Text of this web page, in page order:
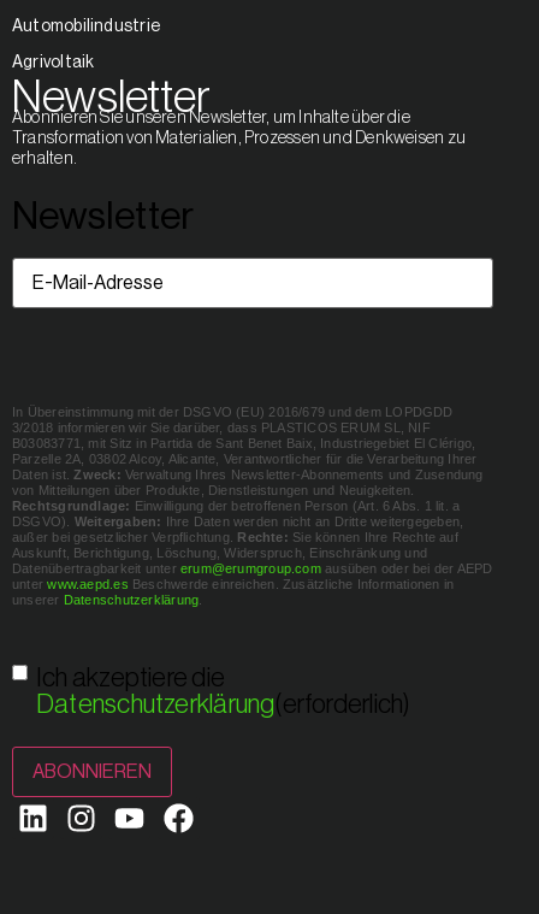
Automobilindustrie
Agrivoltaik
Newsletter
Abonnieren Sie unseren Newsletter, um Inhalte über die
Transformation von Materialien, Prozessen und Denkweisen zu
erhalten.
Newsletter
E-
Mail-
In Übereinstimmung mit der DSGVO (EU) 2016/679 und dem LOPDGDD
3/2018 informieren wir Sie darüber, dass PLASTICOS ERUM SL, NIF
B03083771, mit Sitz in Partida de Sant Benet Baix, Industriegebiet El Clérigo,
Parzelle 2A, 03802 Alcoy, Alicante, Verantwortlicher für die Verarbeitung Ihrer
Daten ist. Zweck: Verwaltung Ihres Newsletter-Abonnements und Zusendung
von Mitteilungen über Produkte, Dienstleistungen und Neuigkeiten.
Rechtsgrundlage: Einwilligung der betroffenen Person (Art. 6 Abs. 1 lit. a
DSGVO). Weitergaben:
Ihre Daten werden nicht an Dritte weitergegeben,
außer bei gesetzlicher Verpflichtung.
Rechte: Sie können Ihre Rechte auf
Auskunft, Berichtigung, Löschung, Widerspruch, Einschränkung und
Datenübertragbarkeit unter erum@erumgroup.comausüben oder bei der AEPD
unterwww.aepd.es Beschwerde einreichen. Zusätzliche Informationen in
unserer Datenschutzerklärung
Einwilligung(erforderlich)
Ich akzeptiere die
Datenschutzerklärung(erforderlich)